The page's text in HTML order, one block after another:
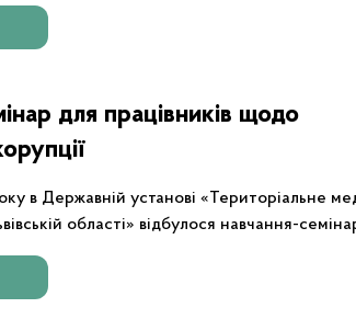
для працівників щодо
в Державній установі «Територіальне
області» відбулося навчання-
на 2023–2025 роки та